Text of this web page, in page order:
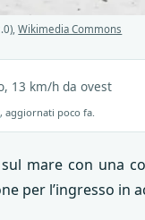
Wikimedia Commons
13 km/h da ovest
, aggiornati poco fa.
mare con una
per l’ingresso in